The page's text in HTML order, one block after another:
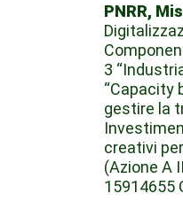
PNRR,
3
“Capacity
gestire la
creativi
(Azione A
15914655